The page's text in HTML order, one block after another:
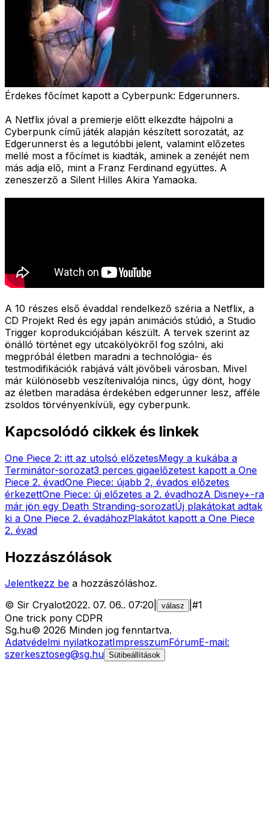
Érdekes főcímet kapott a Cyberpunk: Edgerunners.
A Netflix jóval a premierje előtt elkezdte hájpolni a
Cyberpunk című játék alapján készített sorozatát, az
Edgerunnerst és a legutóbbi jelent, valamint előzetes
mellé most a főcímet is kiadták, aminek a zenéjét nem
más adja elő, mint a Franz Ferdinand együttes. A
zeneszerző a Silent Hilles Akira Yamaoka.
A 10 részes első évaddal rendelkező széria a Netflix, a
CD Projekt Red és egy japán animációs stúdió, a Studio
Trigger koprodukciójában készült. A tervek szerint az
önálló történet egy utcakölyökről fog szólni, aki
megpróbál életben maradni a technológia- és
testmodifikációk rabjává vált jövőbeli városban. Mivel
már különösebb veszítenivalója nincs, úgy dönt, hogy
az életben maradása érdekében edgerunner lesz, afféle
zsoldos törvényenkívüli, egy cyberpunk.
Kapcsolódó cikkek és linkek
One Piece 2: itt az utolsó előzetesMegy a kukába a
Terminátor-sorozat3 perces gigaelőzetest kapott a One
Piece 2. évadOne Piece: újabb 2, évados előzetes
érkezettOne Piece: új előzetes a 2. évadhozA Disney+-ra
már jön egy Death Stranding-sorozatÚj plakátokat adtak
ki a One Piece 2. évadáhozPlakátot kapott a One Piece
2. évad
Hozzászólások
Jelentkezz be a hozzászóláshoz.
© Sir Cryalot2022. 07. 06.. 07:20 válasz #1
One trick pony CDPR
Sg.hu© 2026 Minden jog fenntartva.
Adatvédelmi nyilatkozatImpresszumFórumE-mail:
szerkesztoseg@sg.hu Sütibeállítások